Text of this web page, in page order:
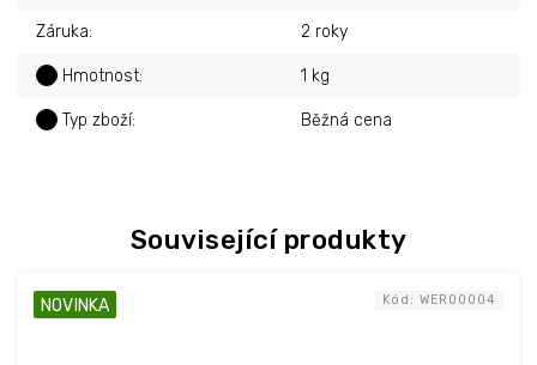
Související produkty
NOVINKA Kód: WER00004
Záruka: 2 roky
Hmotnost: 1 kg
Typ zboží: Běžná cena